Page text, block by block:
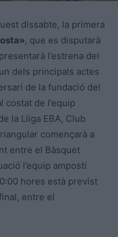
dissabte, la primera
, que es disputarà
l’estrena del
dels principals actes
de la fundació del
costat de l’equip
la Lliga EBA, Club
començarà a
entre el Bàsquet
l’equip ampostí
hores està previst
entre el